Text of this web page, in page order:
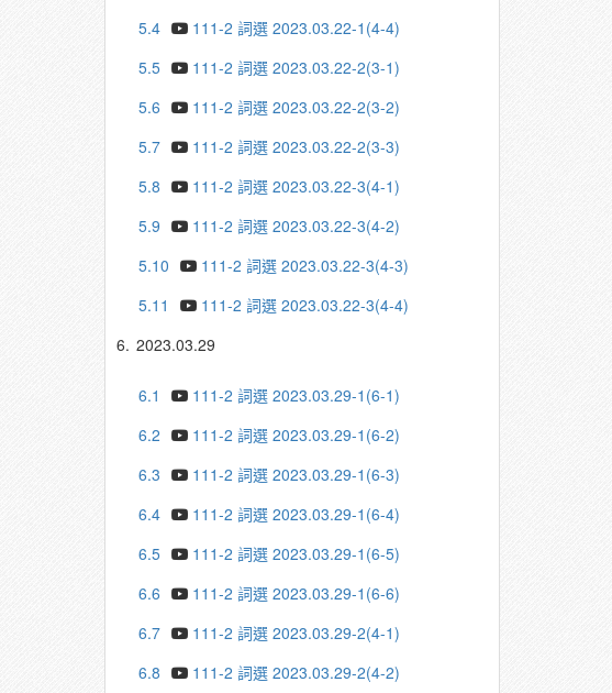
5.4
111-2 詞選 2023.03.22-1(4-4)
5.5
111-2 詞選 2023.03.22-2(3-1)
5.6
111-2 詞選 2023.03.22-2(3-2)
5.7
111-2 詞選 2023.03.22-2(3-3)
5.8
111-2 詞選 2023.03.22-3(4-1)
5.9
111-2 詞選 2023.03.22-3(4-2)
5.10
111-2 詞選 2023.03.22-3(4-3)
5.11
111-2 詞選 2023.03.22-3(4-4)
6. 2023.03.29
6.1
111-2 詞選 2023.03.29-1(6-1)
6.2
111-2 詞選 2023.03.29-1(6-2)
6.3
111-2 詞選 2023.03.29-1(6-3)
6.4
111-2 詞選 2023.03.29-1(6-4)
6.5
111-2 詞選 2023.03.29-1(6-5)
6.6
111-2 詞選 2023.03.29-1(6-6)
6.7
111-2 詞選 2023.03.29-2(4-1)
6.8
111-2 詞選 2023.03.29-2(4-2)